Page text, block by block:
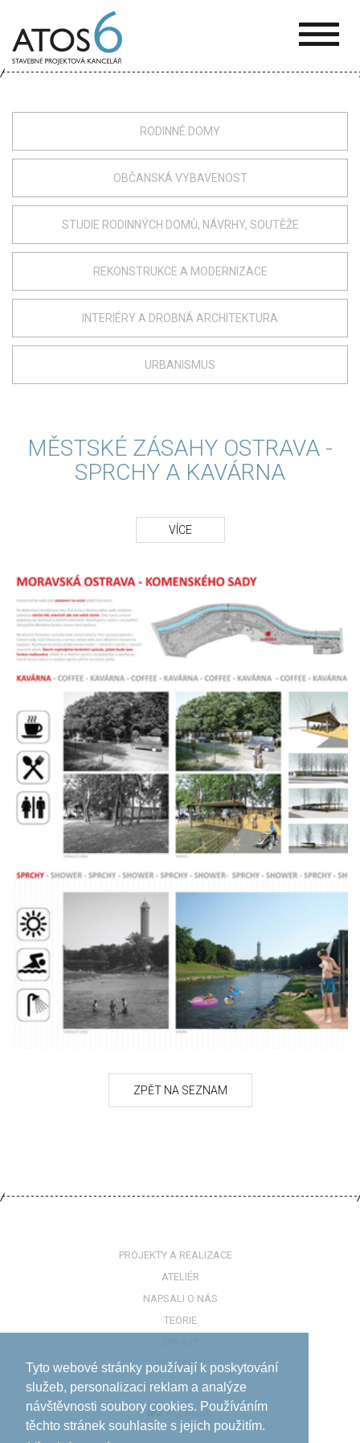
Tyto webové stránky používají k poskytování
služeb, personalizaci reklam a analýze
návštěvnosti soubory cookies. Používáním
těchto stránek souhlasíte s jejich použitím.
6
RODINNÉ DOMY
OBČANSKÁ VYBAVENOST
STUDIE RODINNÝCH DOMŮ, NÁVRHY, SOUTĚŽE
REKONSTRUKCE A MODERNIZACE
INTERIÉRY A DROBNÁ ARCHITEKTURA
URBANISMUS
MĚSTSKÉ ZÁSAHY OSTRAVA -
SPRCHY A KAVÁRNA
VÍCE
PROJEKTY A REALIZACE
ATELIÉR
NAPSALI O NÁS
TEORIE
KONTAKTY